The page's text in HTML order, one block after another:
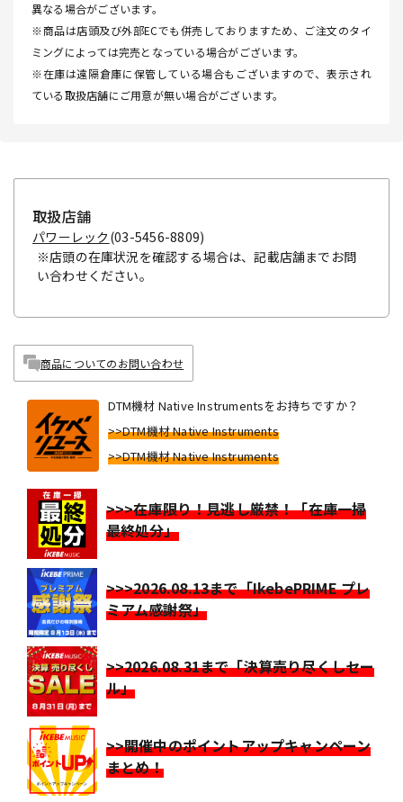
異なる場合がございます。
※商品は店頭及び外部ECでも併売しておりますため、ご注文のタイ
ミングによっては完売となっている場合がございます。
※在庫は遠隔倉庫に保管している場合もございますので、表示され
ている取扱店舗にご用意が無い場合がございます。
取扱店舗
パワーレック (03-5456-8809)
※店頭の在庫状況を確認する場合は、記載店舗までお問
い合わせください。
商品についてのお問い合わせ
DTM機材 Native Instrumentsをお持ちですか？
>>DTM機材 Native Instruments
>>DTM機材 Native Instruments
>>>在庫限り！見逃し厳禁！「在庫一掃
最終処分」
>>>2026.08.13まで「IkebePRIME プレ
ミアム感謝祭」
>>2026.08.31まで「決算売り尽くしセー
ル」
>>開催中のポイントアップキャンペーン
まとめ！